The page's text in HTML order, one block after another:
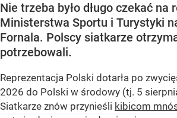
Nie trzeba było długo czekać na
Ministerstwa Sportu i Turystyki
Fornala. Polscy siatkarze
potrzebowali.
Reprezentacja Polski dotarła po
2026 do Polski w środowy (tj. 5
Siatkarze znów przynieśli kibicom